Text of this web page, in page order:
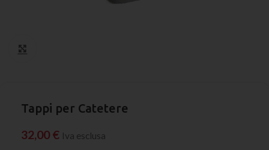
Tappi per Catetere
32,00 € Iva esclusa